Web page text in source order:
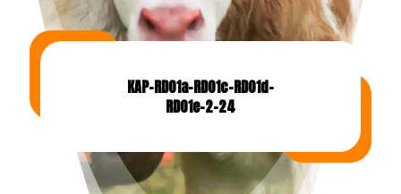
KAP-RD01a-RD01c-RD01d-
RD01e-2-24